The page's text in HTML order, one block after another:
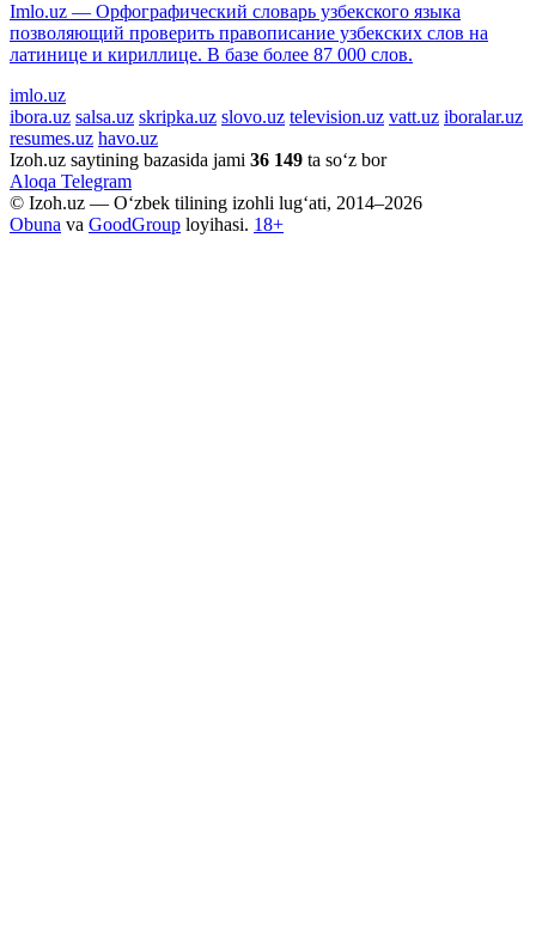
Imlo.uz — Орфографический словарь узбекского языка
позволяющий проверить правописание узбекских слов на
латинице и кириллице. В базе более 87 000 слов.
imlo.uz
ibora.uz salsa.uz skripka.uz slovo.uz television.uz vatt.uz iboralar.uz
resumes.uz havo.uz
Izoh.uz saytining bazasida jami 36 149 ta so‘z bor
Aloqa Telegram
© Izoh.uz — O‘zbek tilining izohli lug‘ati, 2014–2026
Obuna va GoodGroup loyihasi. 18+